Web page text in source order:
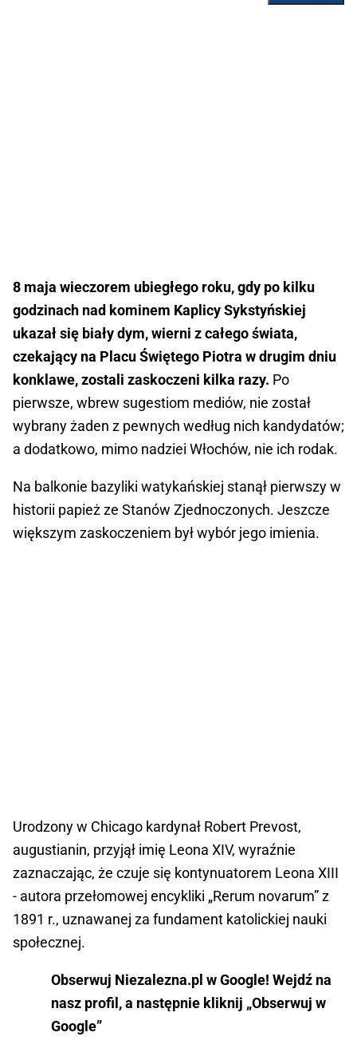
8 maja wieczorem ubiegłego roku, gdy po kilku
godzinach nad kominem Kaplicy Sykstyńskiej
ukazał się biały dym, wierni z całego świata,
czekający na Placu Świętego Piotra w drugim dniu
konklawe, zostali zaskoczeni kilka razy. Po
pierwsze, wbrew sugestiom mediów, nie został
wybrany żaden z pewnych według nich kandydatów;
a dodatkowo, mimo nadziei Włochów, nie ich rodak.
Na balkonie bazyliki watykańskiej stanął pierwszy w
historii papież ze Stanów Zjednoczonych. Jeszcze
większym zaskoczeniem był wybór jego imienia.
Urodzony w Chicago kardynał Robert Prevost,
augustianin, przyjął imię Leona XIV, wyraźnie
zaznaczając, że czuje się kontynuatorem Leona XIII
- autora przełomowej encykliki „Rerum novarum” z
1891 r., uznawanej za fundament katolickiej nauki
społecznej.
Obserwuj Niezalezna.pl w Google! Wejdź na
nasz profil, a następnie kliknij „Obserwuj w
Google”